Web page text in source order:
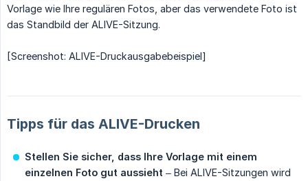
Vorlage wie Ihre regulären Fotos, aber das verwendete Foto ist
das Standbild der ALIVE-Sitzung.
[Screenshot: ALIVE-Druckausgabebeispiel]
Tipps für das ALIVE-Drucken
Stellen Sie sicher, dass Ihre Vorlage mit einem
einzelnen Foto gut aussieht – Bei ALIVE-Sitzungen wird